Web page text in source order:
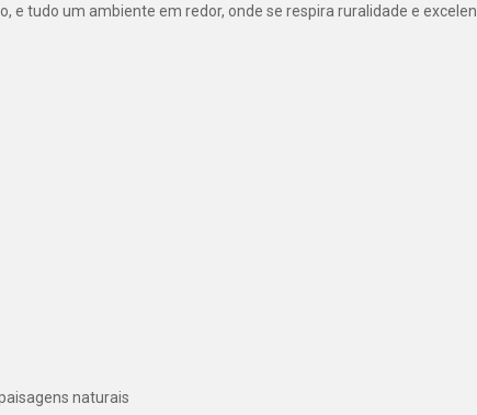
e tudo um ambiente em redor, onde se respira ruralidade e
naturais